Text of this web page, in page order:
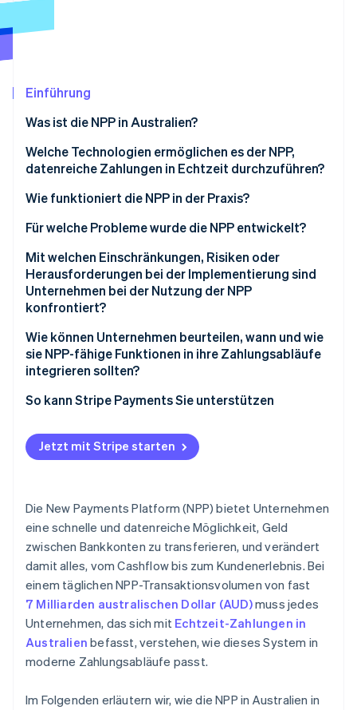
Betrugsprävention
Atlas
Online-Identitätsprüfung
Erfahren Sie, wie Stripe Lösungen für die
Einführung
Was ist die NPP in Australien?
Welche Technologien ermöglichen es der NPP,
datenreiche Zahlungen in Echtzeit durchzuführen?
Wie funktioniert die NPP in der Praxis?
Für welche Probleme wurde die NPP entwickelt?
Mit welchen Einschränkungen, Risiken oder
Herausforderungen bei der Implementierung sind
Unternehmen bei der Nutzung der NPP
konfrontiert?
Wie können Unternehmen beurteilen, wann und wie
sie NPP-fähige Funktionen in ihre Zahlungsabläufe
integrieren sollten?
So kann Stripe Payments Sie unterstützen
Jetzt mit Stripe starten
Die New Payments Platform (NPP) bietet Unternehmen
eine schnelle und datenreiche Möglichkeit, Geld
zwischen Bankkonten zu transferieren, und verändert
damit alles, vom Cashflow bis zum Kundenerlebnis. Bei
einem täglichen NPP-Transaktionsvolumen von fast
7 Milliarden australischen Dollar (AUD)muss jedes
Unternehmen, das sich mit Echtzeit-Zahlungen in
Australien befasst, verstehen, wie dieses System in
moderne Zahlungsabläufe passt.
Im Folgenden erläutern wir, wie die NPP in Australien in